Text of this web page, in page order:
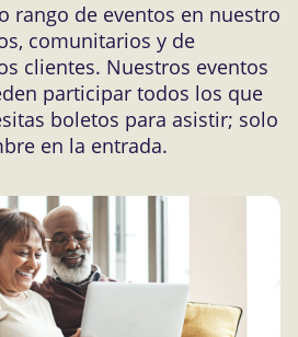
rango de eventos en nuestro
comunitarios y de
clientes. Nuestros eventos
participar todos los que
boletos para asistir; solo
en la entrada.